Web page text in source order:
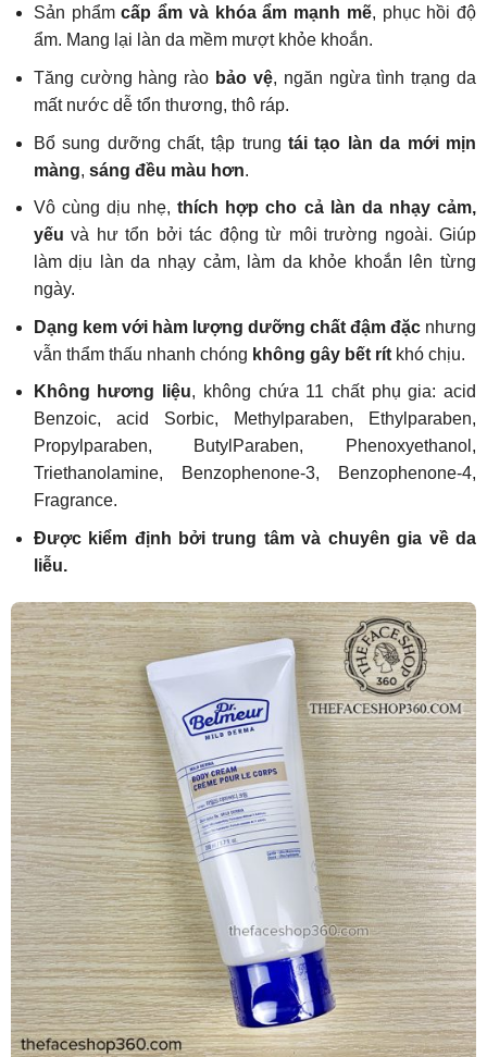
Sản phẩmcấp ẩm và khóa ẩm mạnh mẽ, phục hồi độ
ẩm. Mang lại làn da mềm mượt khỏe khoắn.
Tăng cường hàng rào bảo vệ, ngăn ngừa tình trạng da
mất nước dễ tổn thương, thô ráp.
Bổ sung dưỡng chất, tập trung tái tạo làn da mới mịn
màng, sáng đều màu hơn.
Vô cùng dịu nhẹ,thích hợp cho cả làn da nhạy cảm,
yếu và hư tổn bởi tác động từ môi trường ngoài. Giúp
làm dịu làn da nhạy cảm, làm da khỏe khoắn lên từng
ngày.
Dạng kem với hàm lượng dưỡng chất đậm đặcnhưng
vẫn thẩm thấu nhanh chóng không gây bết rítkhó chịu.
Không hương liệu, không chứa 11 chất phụ gia: acid
Benzoic, acid Sorbic, Methylparaben, Ethylparaben,
Propylparaben, ButylParaben, Phenoxyethanol,
Triethanolamine, Benzophenone-3, Benzophenone-4,
Fragrance.
Được kiểm định bởi trung tâm và chuyên gia về da
liễu.